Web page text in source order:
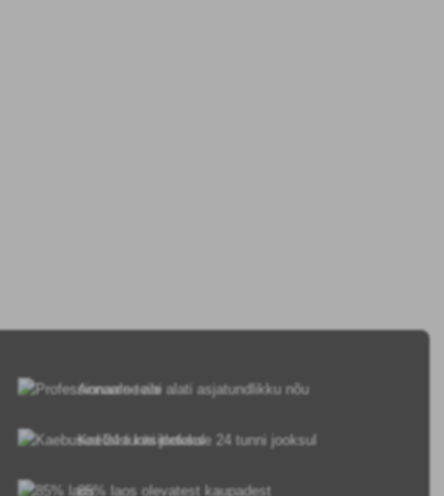
Anname teile alati asjatundlikku nõu
Kaebusi käsitletakse 24 tunni jooksul
85% laos olevatest kaupadest